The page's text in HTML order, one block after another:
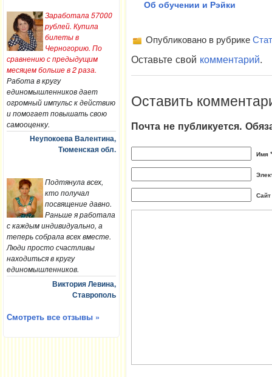
Заработала 57000
рублей. Купила
билеты в
Черногорию. По
сравнению с предыдущим
месяцем больше в 2 раза.
Работа в кругу
единомышленников дает
огромный импульс к действию
и помогает повышать свою
самооценку.
Неупокоева Валентина,
Тюменская обл.
Подтянула всех,
кто получал
посвящение давно.
Раньше я работала
с каждым индивидуально, а
теперь собрала всех вместе.
Люди просто счастливы
находиться в кругу
единомышленников.
Виктория Левина,
Ставрополь
Смотреть все отзывы »
Об обучении и Рэйки
Опубликовано в рубрике
Оставьте свой комментарий.
Оставить
Почта не публикуется.
Имя *
Сайт